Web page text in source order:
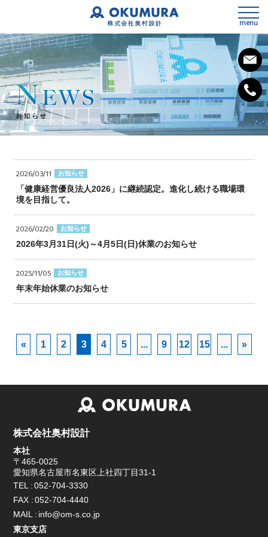
施工計画
2026/03/11 お知らせ
「健康経営優良法人2026」に継続認定。進化し続ける職場環
境を目指して。
2026/02/20 お知らせ
2026年3月31日(火)～4月5日(日)休業のお知らせ
2025/11/05 お知らせ
年末年始休業のお知らせ
« 1 2 3 4 5 ... 9 12 15 ... »
株式会社奥村設計
本社
〒465-0025
愛知県名古屋市名東区上社四丁目31-1
TEL
052-704-3330
FAX
052-704-4440
MAIL
info@om-s.co.jp
東京支店
menu